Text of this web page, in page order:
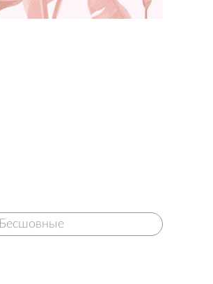
Бесшовные